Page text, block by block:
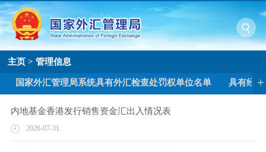
主页 >管理信息
国家外汇管理局系统具有外汇检查处罚权单位名单 具有经
内地基金香港发行销售资金汇出入情况表
2026-07-31